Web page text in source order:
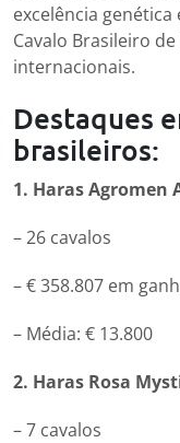
excelência
Cavalo Brasileiro
internacionais.
Destaques
brasileiros:
1. Haras Agromen
– 26 cavalos
– € 358.807 em
– Média: € 13.800
2. Haras Rosa
– 7 cavalos